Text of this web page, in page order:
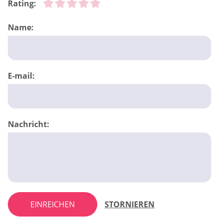
Rating:
Name:
E-mail:
Nachricht:
EINREICHEN STORNIEREN